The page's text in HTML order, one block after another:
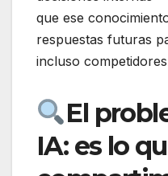
que ese
respuestas futuras
incluso
El
IA: es lo